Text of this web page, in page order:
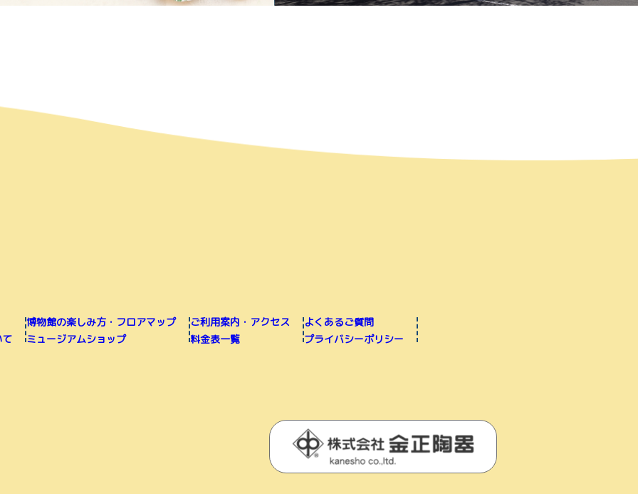
博物館の楽しみ方・フロアマップ
ミュージアムショップ
ご利用案内・アクセス
料金表一覧
よくあるご質問
プライバシーポリシー